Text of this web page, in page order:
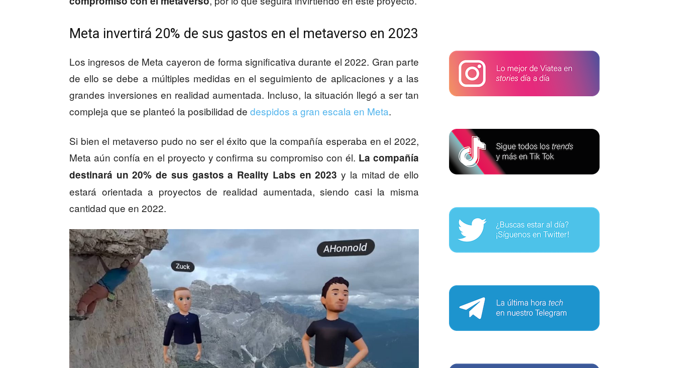
Meta invertirá 20% de sus gastos en el metaverso en 2023
Los ingresos de Meta cayeron de forma significativa durante el 2022. Gran parte
de ello se debe a múltiples medidas en el seguimiento de aplicaciones y a las
grandes inversiones en realidad aumentada. Incluso, la situación llegó a ser tan
compleja que se planteó la posibilidad de despidos a gran escala en Meta.
Si bien el metaverso pudo no ser el éxito que la compañía esperaba en el 2022,
Meta aún confía en el proyecto y confirma su compromiso con él. La compañía
destinará un 20% de sus gastos a Reality Labs en 2023 y la mitad de ello
estará orientada a proyectos de realidad aumentada, siendo casi la misma
cantidad que en 2022.